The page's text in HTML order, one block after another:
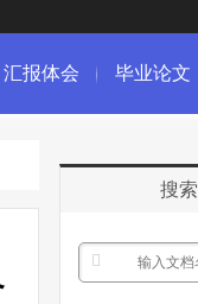
汇报体会 毕业论文
搜索